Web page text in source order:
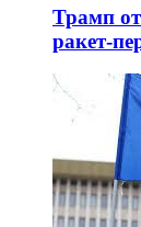
Трамп
ракет-